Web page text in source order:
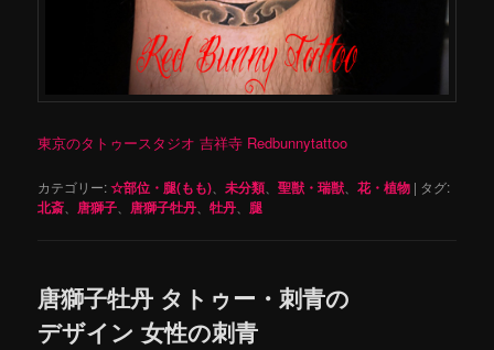
東京のタトゥースタジオ 吉祥寺 Redbunnytattoo
カテゴリー:☆部位・腿(もも) 、未分類 、聖獣・瑞獣 、花・植物 | タグ:
北斎 唐獅子 唐獅子牡丹 、牡丹 腿
唐獅子牡丹 タトゥー・刺青の
デザイン 女性の刺青